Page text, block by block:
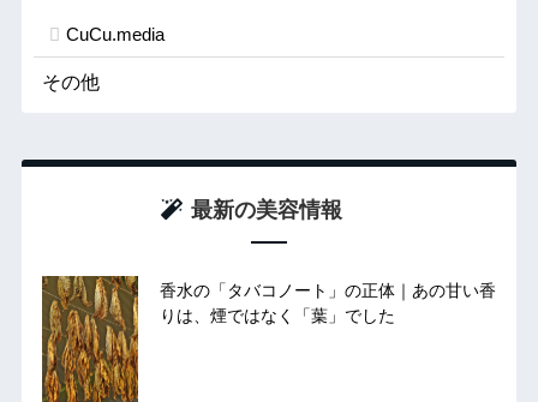
CuCu.media
その他
最新の美容情報
香水の「タバコノート」の正体｜あの甘い香
りは、煙ではなく「葉」でした